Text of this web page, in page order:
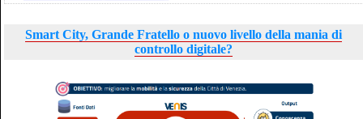
Smart City, Grande Fratello o nuovo livello della mania di
controllo digitale?